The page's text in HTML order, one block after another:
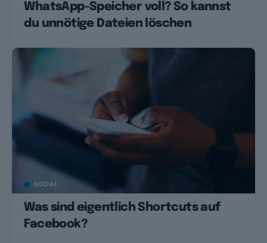
WhatsApp-Speicher voll? So kannst
du unnötige Dateien löschen
SOCIAL
Was sind eigentlich Shortcuts auf
Facebook?